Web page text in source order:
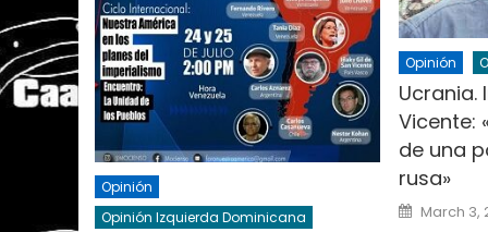
Opinión
Opinión Izquierda Dominicana
Opinión
Ucrania.
Vicente:
de una
rusa»
Posted
on
March 3,